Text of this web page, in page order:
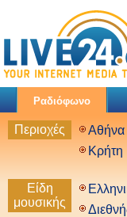
Ραδιόφωνο
Περιοχές Αθήνα
Κρήτη
Είδη
μουσικής